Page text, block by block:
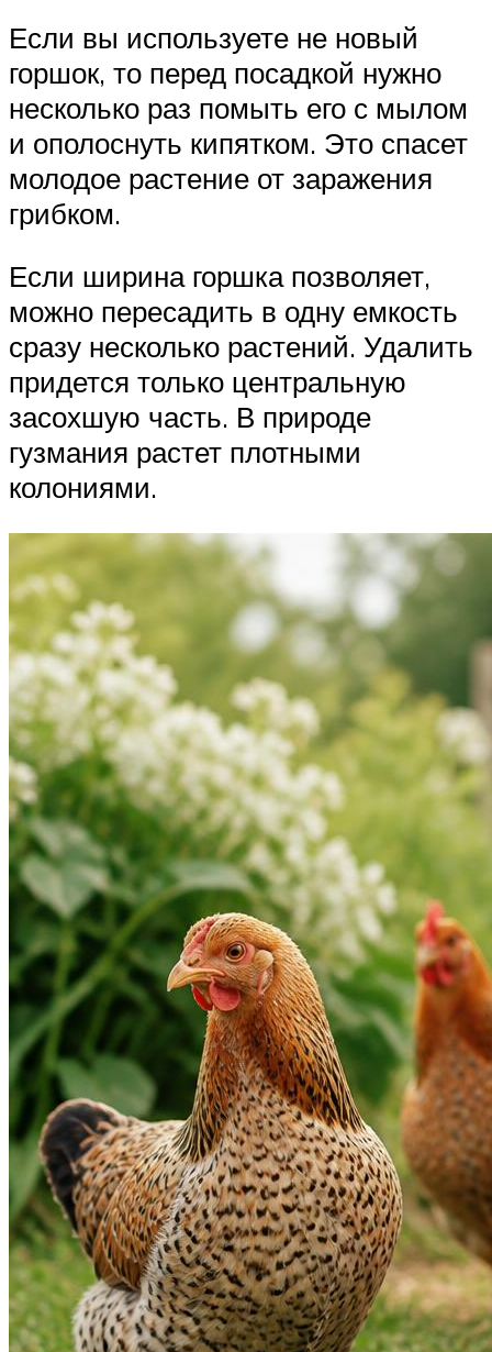
Если вы используете не новый
горшок, то перед посадкой нужно
несколько раз помыть его с мылом
и ополоснуть кипятком. Это спасет
молодое растение от заражения
грибком.
Если ширина горшка позволяет,
можно пересадить в одну емкость
сразу несколько растений. Удалить
придется только центральную
засохшую часть. В природе
гузмания растет плотными
колониями.